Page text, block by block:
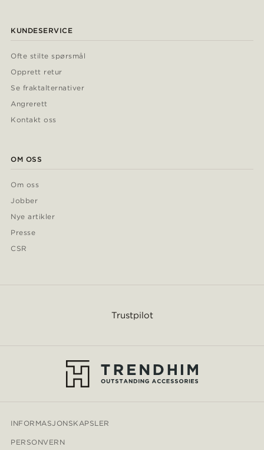
KUNDESERVICE
Ofte stilte spørsmål
Opprett retur
Se fraktalternativer
Angrerett
Kontakt oss
OM OSS
Om oss
Jobber
Nye artikler
Presse
CSR
Trustpilot
INFORMASJONSKAPSLER
PERSONVERN